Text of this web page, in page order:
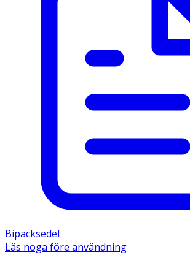
Bipacksedel
Läs noga före användning